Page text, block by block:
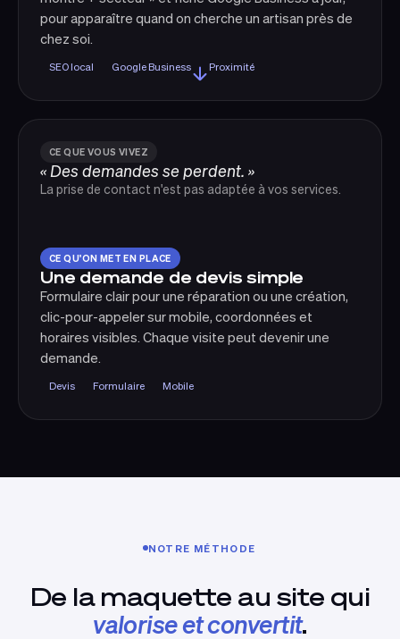
pour apparaître quand on cherche un artisan près de
chez soi.
SEO local Google Business Proximité
CE QUE VOUS VIVEZ
« Des demandes se perdent. »
La prise de contact n'est pas adaptée à vos services.
CE QU'ON MET EN PLACE
Une demande de devis simple
Formulaire clair pour une réparation ou une création,
clic-pour-appeler sur mobile, coordonnées et
horaires visibles. Chaque visite peut devenir une
demande.
Devis Formulaire Mobile
NOTRE MÉTHODE
De la maquette au site qui
valorise et convertit.